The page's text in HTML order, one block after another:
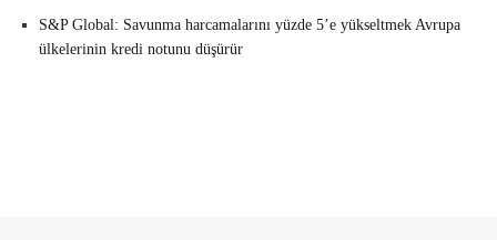
S&P Global: Savunma harcamalarını yüzde 5’e yükseltmek Avrupa
ülkelerinin kredi notunu düşürür